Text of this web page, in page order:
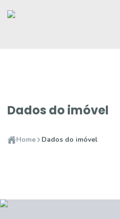
Dados do imóvel
Home Dados do imóvel